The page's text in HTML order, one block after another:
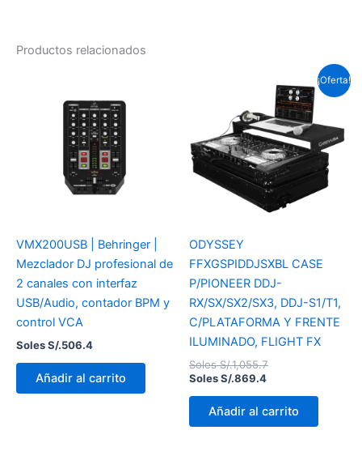
Productos relacionados
VMX200USB | Behringer |
Mezclador DJ profesional de
2 canales con interfaz
USB/Audio, contador BPM y
control VCA
Soles S/.506.4
Añadir al carrito
¡Oferta!
ODYSSEY
FFXGSPIDDJSXBL CASE
P/PIONEER DDJ-
RX/SX/SX2/SX3, DDJ-S1/T1,
C/PLATAFORMA Y FRENTE
ILUMINADO, FLIGHT FX
Soles S/.1,055.7
precio
original
era:
Soles
S/.1,055.7.
Soles S/.869.4
precio
actual
es:
Soles
S/.869.4.
Añadir al carrito